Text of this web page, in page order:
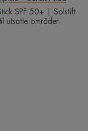
SPF 50+ | Solstift
til utsatte områder